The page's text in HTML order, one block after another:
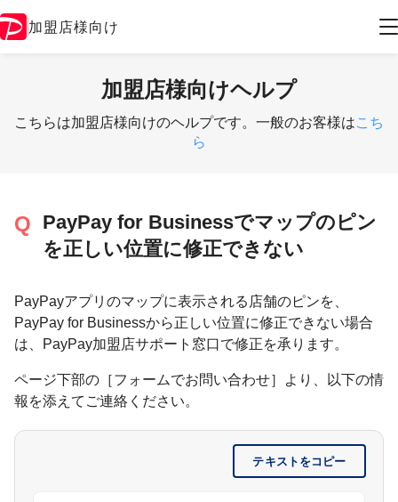
加盟店様向け
加盟店様向けヘルプ
こちらは加盟店様向けのヘルプです。一般のお客様はこち
ら
PayPay for Businessでマップのピン
を正しい位置に修正できない
PayPayアプリのマップに表示される店舗のピンを、
PayPay for Businessから正しい位置に修正できない場合
は、PayPay加盟店サポート窓口で修正を承ります。
ページ下部の［フォームでお問い合わせ］より、以下の情
報を添えてご連絡ください。
テキストをコピー